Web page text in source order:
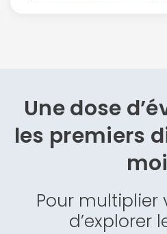
Une dose
les premiers
Pour multiplier
d’explorer